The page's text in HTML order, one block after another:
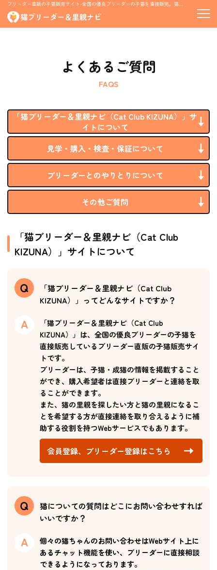
ブリーダー直販の子猫販売サイト-全国の優良ブリーダーの子猫を直接販売。猫の里親募集情報も掲載
よくあるご質問
FAQS
「猫ブリーダー＆里親ナビ（Cat Club KIZUNA）」サ
イトについて
見学・購入・検査・保証について
ブリーダーとのやりとりについて
その他ご質問
「猫ブリーダー＆里親ナビ（Cat Club
KIZUNA）」サイトについて
「猫ブリーダー＆里親ナビ（Cat Club
KIZUNA）」ってどんなサイトですか？
「猫ブリーダー＆里親ナビ（Cat Club
KIZUNA）」は、全国の優良ブリーダーの子猫を
直接販売しているブリーダー直販の子猫販売サイ
トです。
ブリーダーは、子猫・成猫の情報を掲載すること
ができ、購入希望者は直接ブリーダーと連絡を取
ることができます。
また、猫の里親を探したい方と猫の里親になるこ
とを希望する方が直接連絡を取り合えるように補
助する役割を持つWebサービスでもあります。
会員登録、ブリーダー登録はこちら
猫についての質問はどこにお問い合わせすれば
いいですか？
個々の猫ちゃんのお問い合わせはWebサイト上に
あるチャット機能を使い、ブリーダーに直接相談
できるようになっております。